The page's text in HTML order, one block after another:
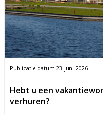
Publicatie datum 23-juni-2026
Hebt u een
verhuren?